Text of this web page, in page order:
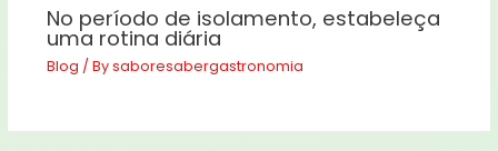
No período de isolamento, estabeleça
uma rotina diária
Blog / Bysaboresabergastronomia